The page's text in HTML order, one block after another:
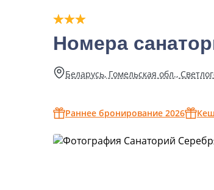
Номера
Беларусь, Гомельская обл.,
Раннее бронирование 2026